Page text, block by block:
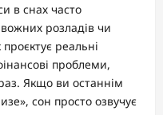
в снах часто
розладів чи
реальні
проблеми,
Якщо ви останнім
сон просто озвучує